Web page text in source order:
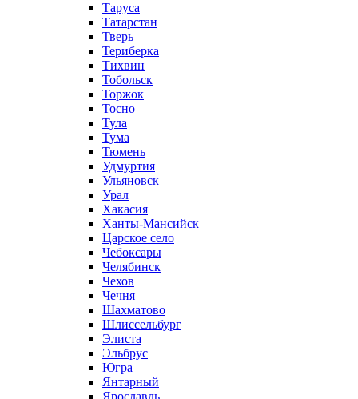
Таруса
Татарстан
Тверь
Териберка
Тихвин
Тобольск
Торжок
Тосно
Тула
Тума
Тюмень
Удмуртия
Ульяновск
Урал
Хакасия
Ханты-Мансийск
Царское село
Чебоксары
Челябинск
Чехов
Чечня
Шахматово
Шлиссельбург
Элиста
Эльбрус
Югра
Янтарный
Ярославль